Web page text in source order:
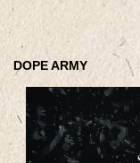
DOPE ARMY